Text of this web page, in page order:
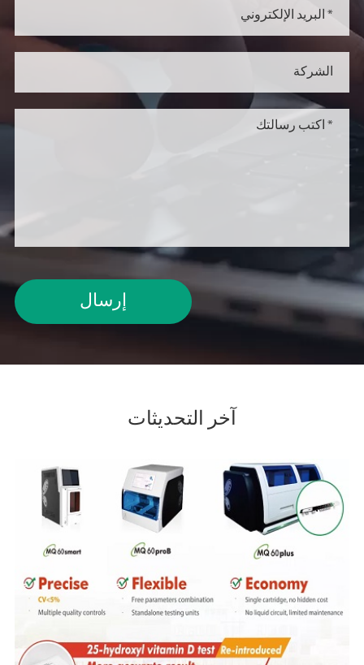
إرسال
آخر التحديثات